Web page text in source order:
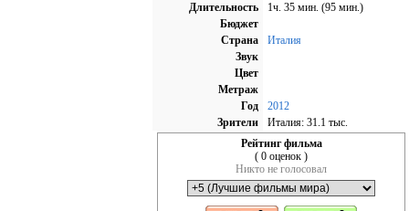
Длительность
1ч. 35 мин. (95 мин.)
Бюджет
Страна
Италия
Звук
Цвет
Метраж
Год
2012
Зрители
Италия: 31.1 тыс.
Рейтинг фильма
( 0 оценок )
Никто не голосовал